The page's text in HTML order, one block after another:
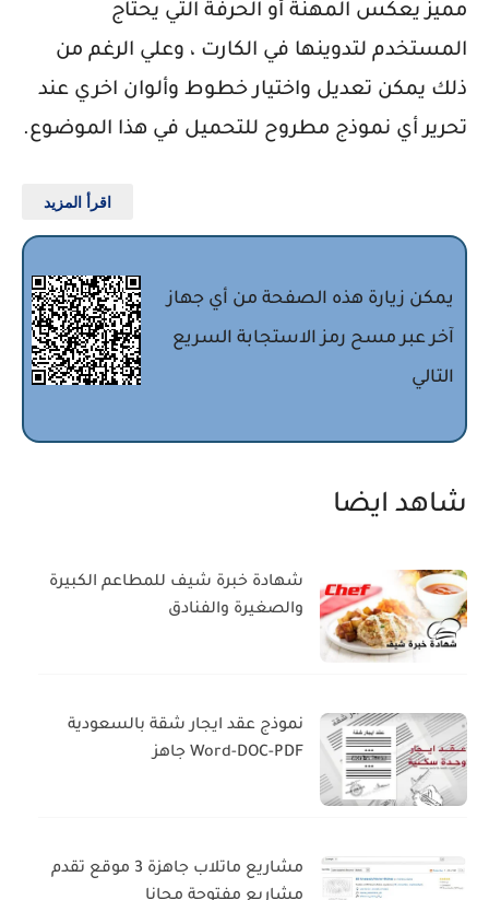
مميز يعكس المهنة أو الحرفة التي يحتاج
المستخدم لتدوينها في الكارت ، وعلي الرغم من
ذلك يمكن تعديل واختيار خطوط وألوان اخري عند
تحرير أي نموذج مطروح للتحميل في هذا الموضوع.
اقرأ المزيد
يمكن زيارة هذه الصفحة من أي جهاز
آخر عبر مسح رمز الاستجابة السريع
التالي
شاهد ايضا
شهادة خبرة شيف للمطاعم الكبيرة
والصغيرة والفنادق
نموذج عقد ايجار شقة بالسعودية
Word-DOC-PDF جاهز
مشاريع ماتلاب جاهزة 3 موقع تقدم
مشاريع مفتوحة مجانا